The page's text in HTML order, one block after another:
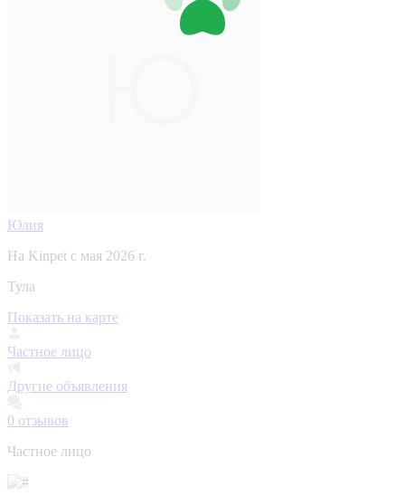
Юлия
На Kinpet c мая 2026 г.
Тула
Показать на карте
Частное лицо
Другие объявления
0 отзывов
Частное лицо